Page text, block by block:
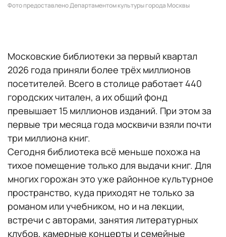
Фото предоставлено Департаментом культуры города Москвы
Московские библиотеки за первый квартал
2026 года приняли более трёх миллионов
посетителей. Всего в столице работает 440
городских читален, а их общий фонд
превышает 15 миллионов изданий. При этом за
первые три месяца года москвичи взяли почти
три миллиона книг.
Сегодня библиотека всё меньше похожа на
тихое помещение только для выдачи книг. Для
многих горожан это уже районное культурное
пространство, куда приходят не только за
романом или учебником, но и на лекции,
встречи с авторами, занятия литературных
клубов, камерные концерты и семейные